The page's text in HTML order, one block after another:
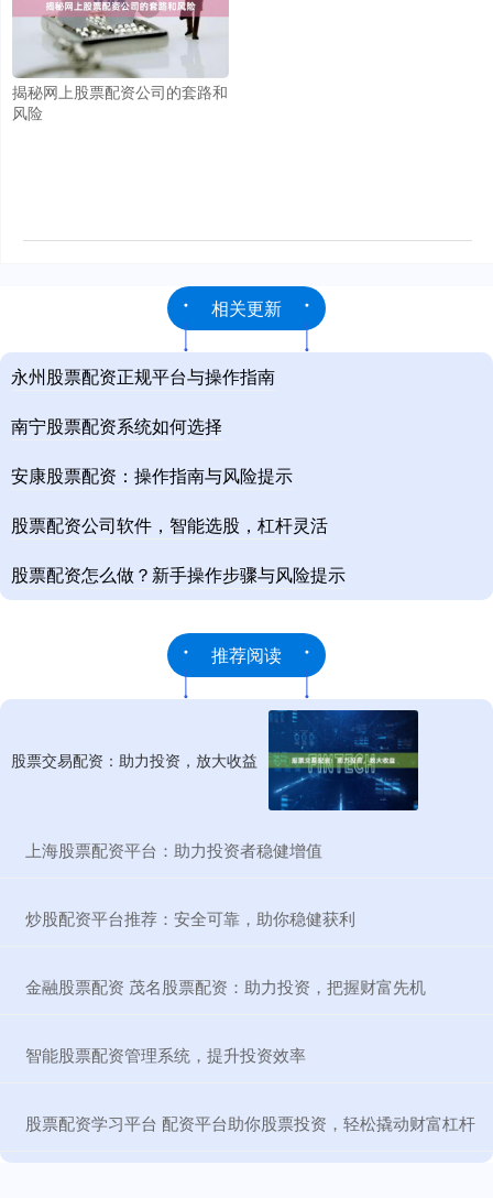
揭秘网上股票配资公司的套路和
风险
相关更新
永州股票配资正规平台与操作指南
南宁股票配资系统如何选择
安康股票配资：操作指南与风险提示
股票配资公司软件，智能选股，杠杆灵活
股票配资怎么做？新手操作步骤与风险提示
推荐阅读
股票交易配资：助力投资，放大收益
​上海股票配资平台：助力投资者稳健增值
​炒股配资平台推荐：安全可靠，助你稳健获利
​金融股票配资 茂名股票配资：助力投资，把握财富先机
​智能股票配资管理系统，提升投资效率
​股票配资学习平台 配资平台助你股票投资，轻松撬动财富杠杆